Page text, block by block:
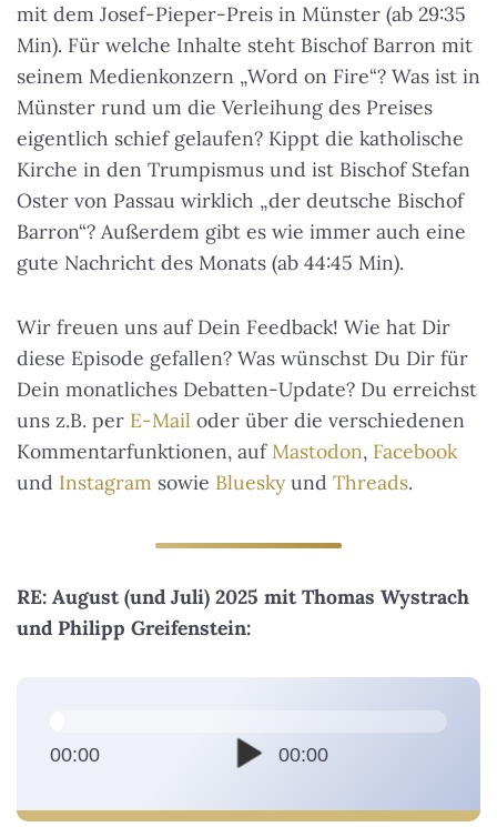
mit dem Josef-Pieper-Preis in Münster (ab 29:35
Min). Für welche Inhalte steht Bischof Barron mit
seinem Medienkonzern „Word on Fire“? Was ist in
Münster rund um die Verleihung des Preises
eigentlich schief gelaufen? Kippt die katholische
Kirche in den Trumpismus und ist Bischof Stefan
Oster von Passau wirklich „der deutsche Bischof
Barron“? Außerdem gibt es wie immer auch eine
gute Nachricht des Monats (ab 44:45 Min).
Wir freuen uns auf Dein Feedback! Wie hat Dir
diese Episode gefallen? Was wünschst Du Dir für
Dein monatliches Debatten-Update? Du erreichst
uns z.B. per E-Mail oder über die verschiedenen
Kommentarfunktionen, aufMastodon, Facebook
und Instagram sowie Blueskyund Threads.
RE: August (und Juli) 2025 mit Thomas Wystrach
und Philipp Greifenstein:
o
00:00 00:00